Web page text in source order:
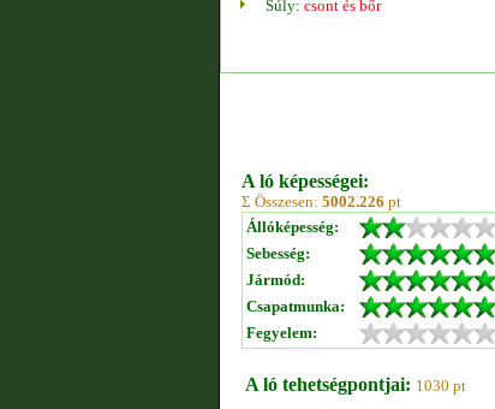
Súly: csont és bőr
A ló képességei:
Σ Összesen: 5002.226 pt
Állóképesség:
Sebesség:
Jármód:
Csapatmunka:
Fegyelem:
A ló tehetségpontjai: 1030 pt